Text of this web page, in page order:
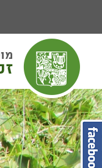
הגדל גודל פונט
הקטן גודל פונט
מצב ניגודיות גבוהה
מצב ניגודיות נמוכה
הצג קישורים
הצהרת נגישות